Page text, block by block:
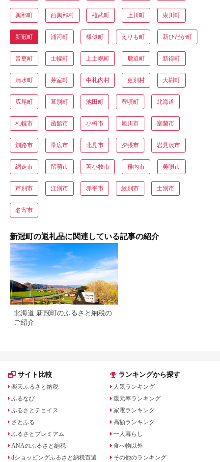
興部町 西興部村 雄武町 上川町 東川町
新冠町 浦河町 様似町 えりも町 新ひだか町
音更町 士幌町 上士幌町 鹿追町 新得町
清水町 芽室町 中札内村 更別村 大樹町
広尾町 幕別町 池田町 豊頃町 北海道
札幌市 函館市 小樽市 旭川市 室蘭市
釧路市 帯広市 北見市 夕張市 岩見沢市
網走市 留萌市 苫小牧市 稚内市 美唄市
芦別市 江別市 赤平市 紋別市 士別市
名寄市
新冠町の返礼品に関連している記事の紹介
北海道 新冠町のふるさと納税の
ご紹介
サイト比較
楽天ふるさと納税
ふるなび
ふるさとチョイス
さとふる
ふるさとプレミアム
ANAのふるさと納税
dショッピングふるさと納税百選
ランキングから探す
人気ランキング
還元率ランキング
家電ランキング
高額ランキング
一人暮らし
食べ物以外
その他のランキング